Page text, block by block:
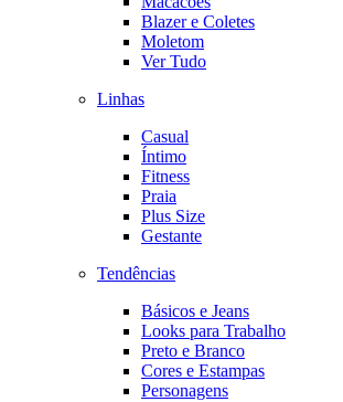
Blazer e Coletes
Moletom
Ver Tudo
Linhas
Casual
Íntimo
Fitness
Praia
Plus Size
Gestante
Tendências
Básicos e Jeans
Looks para Trabalho
Preto e Branco
Cores e Estampas
Personagens